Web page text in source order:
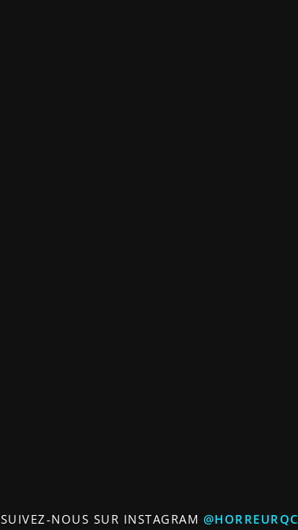
SUIVEZ-NOUS SUR INSTAGRAM @HORREURQC